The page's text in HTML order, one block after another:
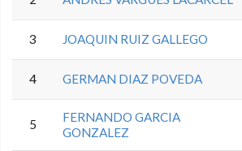
3 JOAQUIN RUIZ GALLEGO
4 GERMAN DIAZ POVEDA
5
FERNANDO GARCIA
GONZALEZ